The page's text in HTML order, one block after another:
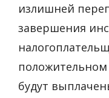
излишней
завершения
положительном
будут